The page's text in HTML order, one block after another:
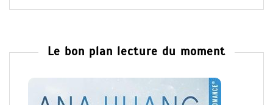
Le bon plan lecture du moment